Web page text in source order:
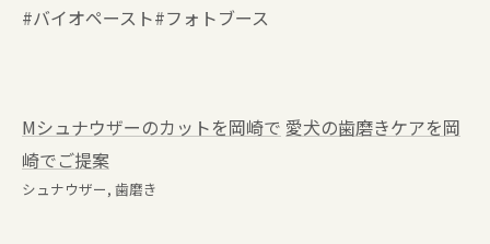
#バイオペースト#フォトブース
Mシュナウザーのカットを岡崎で 愛犬の歯磨きケアを岡
崎でご提案
シュナウザー 歯磨き